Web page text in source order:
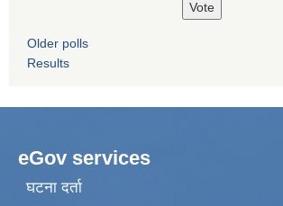
Older polls
Results
eGov services
घटना दर्ता